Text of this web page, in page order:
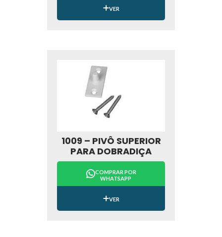
VER
1009 – PIVÔ SUPERIOR
PARA DOBRADIÇA
COMPRAR POR
WHATSAPP
VER